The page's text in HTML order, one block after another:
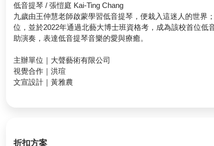
低音提琴 / 張愷庭 Kai-Ting Chang
九歲由王仲慧老師啟蒙學習低音提琴，便栽入這迷人的世界
位，並於2022年通過北藝大博士班資格考，成為該校首位
助演奏，表達低音提琴音樂的愛與療癒。
主辦單位｜大聲藝術有限公司
視覺合作｜洪瑄
文宣設計｜黃雅農
折扣方案